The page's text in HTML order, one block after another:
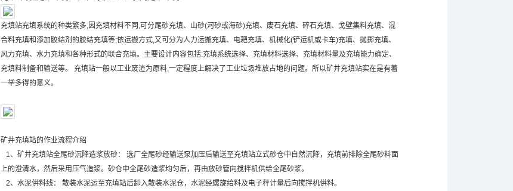
充填站充填系统的种类繁多,因充填材料不同,可分尾砂充填、山砂(河砂或海砂)充填、废石充填、碎石充填、戈壁集料充填、混
合料充填和添加胶结剂的胶结充填等;依运搬方式,又可分为人力运搬充填、电耙充填、机械化(铲运机或卡车)充填、抛掷充填、
风力充填、水力充填和各种形式的联合充填。主要设计内容包括:充填系统选择、充填材料选择、充填材料量及充填能力确定、
充填料制备和输送等。 充填站一般以工业废渣为原料,一定程度上解决了工业垃圾堆放占地的问题。所以矿井充填站实在是有着
一举多得的意义。
矿井充填站的作业流程介绍
1、矿井充填站全尾砂沉降造浆放砂： 选厂全尾砂经输送泵加压后输送至充填站立式砂仓中自然沉降，充填前排除全尾砂料面
上的澄清水，然后采用压气造浆。砂仓中全尾砂造浆均匀后，再由放砂管向搅拌机供给全尾砂浆。
2、水泥供料线： 散装水泥运至充填站后卸入散装水泥仓，水泥经螺旋给料及电子秤计量后向搅拌机供料。